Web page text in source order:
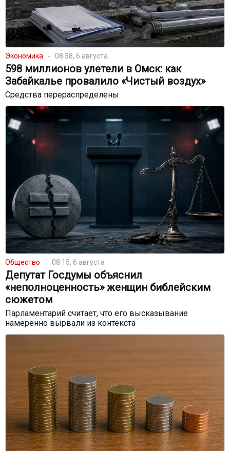
Экономика 08:38, 6 августа
598 миллионов улетели в Омск: как
Забайкалье провалило «Чистый воздух»
Средства перераспределены
Общество 08:15, 6 августа
Депутат Госдумы объяснил
«неполноценность» женщин библейским
сюжетом
Парламентарий считает, что его высказывание
намеренно вырвали из контекста